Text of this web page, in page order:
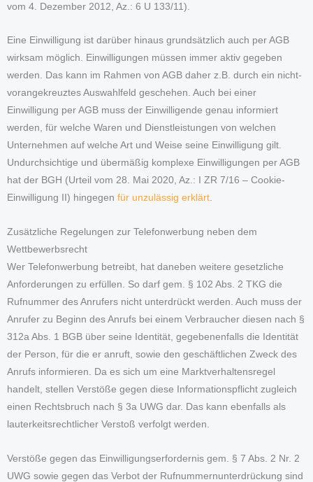
vom 4. Dezember 2012, Az.: 6 U 133/11).
Eine Einwilligung ist darüber hinaus grundsätzlich auch per AGB
wirksam möglich. Einwilligungen müssen immer aktiv gegeben
werden. Das kann im Rahmen von AGB daher z.B. durch ein nicht-
vorangekreuztes Auswahlfeld geschehen. Auch bei einer
Einwilligung per AGB muss der Einwilligende genau informiert
werden, für welche Waren und Dienstleistungen von welchen
Unternehmen auf welche Art und Weise seine Einwilligung gilt.
Undurchsichtige und übermäßig komplexe Einwilligungen per AGB
hat der BGH (Urteil vom 28. Mai 2020, Az.: I ZR 7/16 – Cookie-
Einwilligung II) hingegen für unzulässig erklärt.
Zusätzliche Regelungen zur Telefonwerbung neben dem
Wettbewerbsrecht
Wer Telefonwerbung betreibt, hat daneben weitere gesetzliche
Anforderungen zu erfüllen. So darf gem. § 102 Abs. 2 TKG die
Rufnummer des Anrufers nicht unterdrückt werden. Auch muss der
Anrufer zu Beginn des Anrufs bei einem Verbraucher diesen nach §
312a Abs. 1 BGB über seine Identität, gegebenenfalls die Identität
der Person, für die er anruft, sowie den geschäftlichen Zweck des
Anrufs informieren. Da es sich um eine Marktverhaltensregel
handelt, stellen Verstöße gegen diese Informationspflicht zugleich
einen Rechtsbruch nach § 3a UWG dar. Das kann ebenfalls als
lauterkeitsrechtlicher Verstoß verfolgt werden.
Verstöße gegen das Einwilligungserfordernis gem. § 7 Abs. 2 Nr. 2
UWG sowie gegen das Verbot der Rufnummernunterdrückung sind